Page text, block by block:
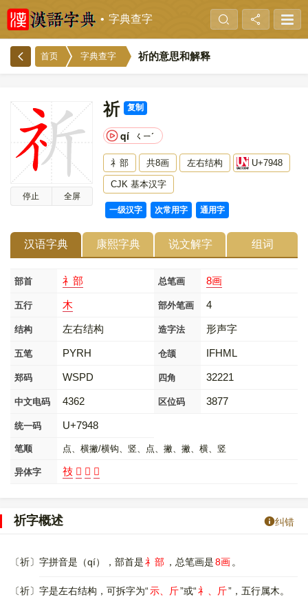
字典查字
首页 字典查字 祈的意思和解释
停止 全屏
祈 复制
qí ㄑㄧˊ
礻部 共8画 左右结构 U+7948
CJK 基本汉字
一级汉字 次常用字 通用字
汉语字典 康熙字典 说文解字 组词
部首 礻部 总笔画 8画
五行 木 部外笔画 4
结构 左右结构 造字法 形声字
五笔 PYRH 仓颉 IFHML
郑码 WSPD 四角 32221
中文电码 4362 区位码 3877
统一码 U+7948
笔顺 点、横撇/横钩、竖、点、撇、撇、横、竖
异体字 䃽 𣂘 𣄨 𧘻
祈字概述 纠错
〔祈〕字拼音是（qí），部首是礻部 ，总笔画是8画 。
〔祈〕字是左右结构，可拆字为“示、斤”或“礻、斤”，五行属木。